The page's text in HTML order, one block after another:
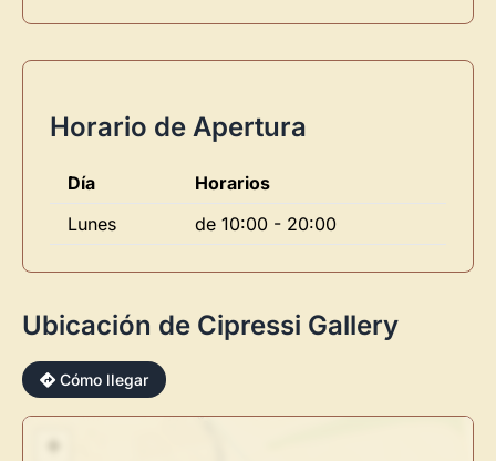
Horario de Apertura
Día
Horarios
Lunes
de 10:00 - 20:00
Ubicación de Cipressi Gallery
Cómo llegar
+